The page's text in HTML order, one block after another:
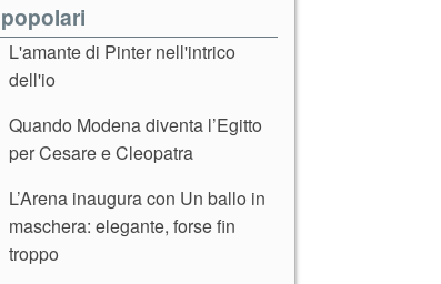
L'amante di Pinter nell'intrico
dell'io
Quando Modena diventa l’Egitto
per Cesare e Cleopatra
L’Arena inaugura con Un ballo in
maschera: elegante, forse fin
troppo